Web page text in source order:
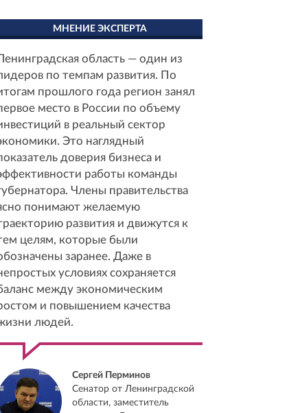
МНЕНИЕ ЭКСПЕРТА
область — один из
по темпам развития. По
прошлого года регион занял
место в России по объему
в реальный сектор
Это наглядный
доверия бизнеса и
работы команды
Члены правительства
понимают желаемую
развития и движутся к
целям, которые были
заранее. Даже в
условиях сохраняется
между экономическим
и повышением качества
людей.
Сергей Перминов
Сенатор от Ленинградской
области, заместитель